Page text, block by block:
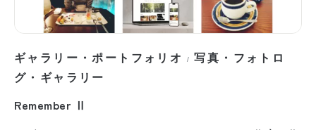
ギャラリー・ポートフォリオ /写真・フォトロ
グ・ギャラリー
Remember Ⅱ